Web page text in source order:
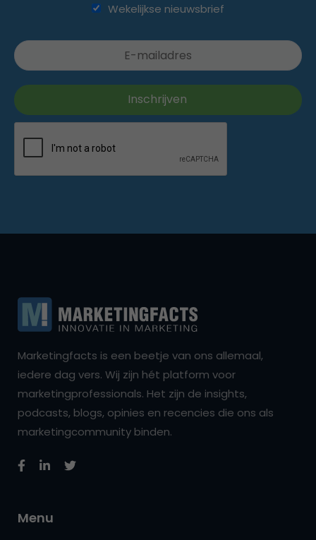
Wekelijkse nieuwsbrief
Marketingfacts is een beetje van ons allemaal,
iedere dag vers. Wij zijn hét platform voor
marketingprofessionals. Het zijn de insights,
podcasts, blogs, opinies en recencies die ons als
marketingcommunity binden.
Menu